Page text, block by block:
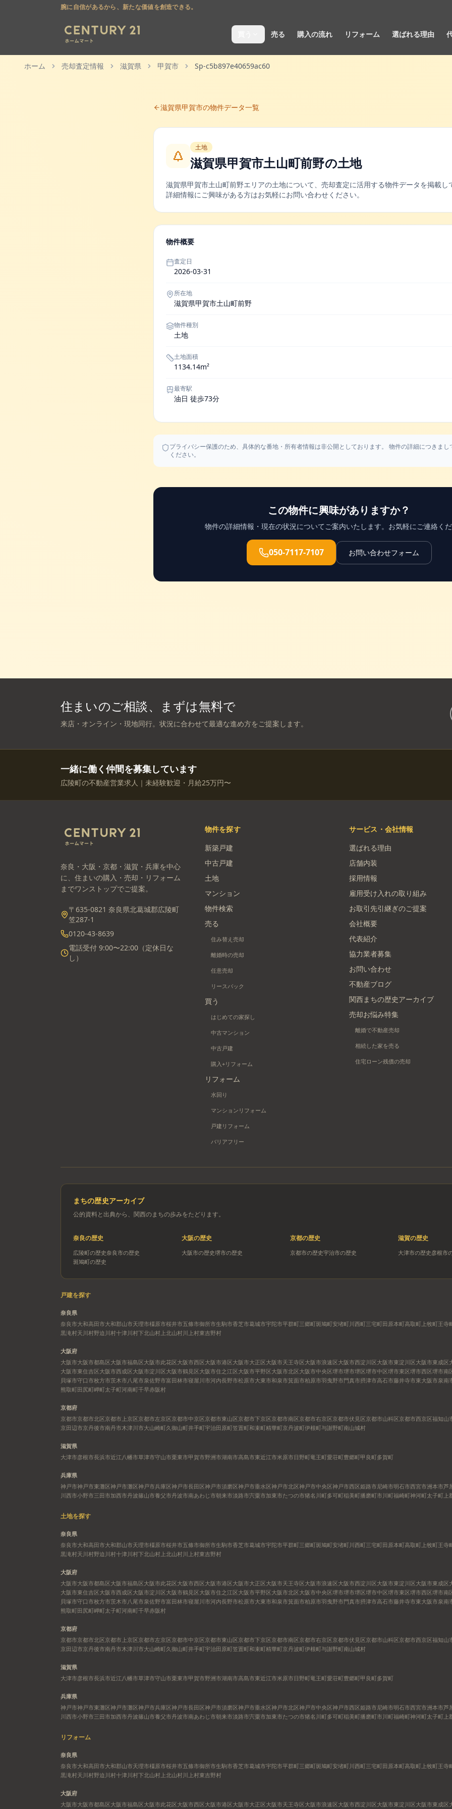
腕に自信があるから、新たな価値を創造できる。
売る 購入の流れ リフォーム 選ばれる理由
ホーム 売却査定情報 滋賀県 甲賀市 Sp-c5b897e40659ac60
滋賀県甲賀市の物件データ一覧
土地
滋賀県甲賀市土山町前野の土地
滋賀県甲賀市土山町前野エリアの土地について、売却査定に活用する物件データを掲載し
詳細情報にご興味がある方はお気軽にお問い合わせください。
物件概要
査定日
2026-03-31
所在地
滋賀県甲賀市土山町前野
物件種別
土地
土地面積
1134.14m²
最寄駅
油日 徒歩73分
プライバシー保護のため、具体的な番地・所有者情報は非公開としております。 物件の詳細につきま
ください。
この物件に興味がありますか？
物件の詳細情報・現在の状況についてご案内いたします。お気軽にご連絡く
050-7117-7107 お問い合わせフォーム
住まいのご相談、まずは無料で
来店・オンライン・現地同行。状況に合わせて最適な進め方をご提案します。
一緒に働く仲間を募集しています
広陵町の不動産営業求人｜未経験歓迎・月給25万円〜
奈良・大阪・京都・滋賀・兵庫を中心
に、住まいの購入・売却・リフォーム
までワンストップでご提案。
〒635-0821 奈良県北葛城郡広陵町
笠287-1
0120-43-8639
電話受付 9:00〜22:00（定休日な
し）
物件を探す
新築戸建
中古戸建
土地
マンション
物件検索
売る
住み替え売却
離婚時の売却
任意売却
リースバック
買う
はじめての家探し
中古マンション
中古戸建
購入+リフォーム
リフォーム
水回り
マンションリフォーム
戸建リフォーム
バリアフリー
サービス・会社情報
選ばれる理由
店舗内装
採用情報
雇用受け入れの取り組み
お取引先引継ぎのご提案
会社概要
代表紹介
協力業者募集
お問い合わせ
不動産ブログ
関西まちの歴史アーカイブ
売却お悩み特集
離婚で不動産売却
相続した家を売る
住宅ローン残債の売却
まちの歴史アーカイブ
公的資料と出典から、関西のまちの歩みをたどります。
奈良の歴史
広陵町の歴史奈良市の歴史
斑鳩町の歴史
大阪の歴史
大阪市の歴史堺市の歴史
京都の歴史
京都市の歴史宇治市の歴史
滋賀の歴史
大津市の歴史 彦根市
戸建を探す
奈良県
奈良市大和高田市大和郡山市天理市橿原市桜井市五條市御所市生駒市香芝市葛城市宇陀市平群町三郷町斑鳩町安堵町川西町三宅町田原本町高取町 上牧町王寺
黒滝村天川村野迫川村十津川村下北山村 上北山村川上村東吉野村
大阪府
大阪市大阪市都島区大阪市福島区大阪市此花区大阪市西区大阪市港区大阪市大正区大阪市天王寺区大阪市浪速区大阪市西淀川区大阪市東淀川区大阪市東成区
大阪市東住吉区大阪市西成区大阪市淀川区大阪市鶴見区大阪市住之江区大阪市平野区大阪市北区大阪市中央区堺市堺市堺区堺市中区堺市東区堺市西区堺市南
貝塚市守口市枚方市茨木市八尾市泉佐野市富田林市寝屋川市河内長野市松原市大東市和泉市箕面市柏原市羽曳野市門真市摂津市高石市藤井寺市東大阪市泉南
熊取町田尻町岬町太子町河南町千早赤阪村
京都府
京都市京都市北区京都市上京区京都市左京区京都市中京区京都市東山区京都市下京区京都市南区京都市右京区京都市伏見区京都市山科区京都市西京区福知山
京田辺市京丹後市南丹市木津川市大山崎町久御山町井手町宇治田原町笠置町和束町精華町京丹波町伊根町与謝野町南山城村
滋賀県
大津市彦根市長浜市近江八幡市草津市守山市栗東市甲賀市野洲市湖南市高島市東近江市米原市日野町竜王町愛荘町豊郷町甲良町多賀町
兵庫県
神戸市神戸市東灘区神戸市灘区神戸市兵庫区神戸市長田区神戸市須磨区神戸市垂水区神戸市北区神戸市中央区神戸市西区姫路市尼崎市明石市西宮市洲本市芦
川西市小野市三田市加西市丹波篠山市養父市丹波市南あわじ市朝来市淡路市宍粟市加東市たつの市猪名川町多可町稲美町播磨町市川町福崎町神河町太子町 上
土地を探す
奈良県
奈良市大和高田市大和郡山市天理市橿原市桜井市五條市御所市生駒市香芝市葛城市宇陀市平群町三郷町斑鳩町安堵町川西町三宅町田原本町高取町 上牧町王寺
黒滝村天川村野迫川村十津川村下北山村 上北山村川上村東吉野村
大阪府
大阪市大阪市都島区大阪市福島区大阪市此花区大阪市西区大阪市港区大阪市大正区大阪市天王寺区大阪市浪速区大阪市西淀川区大阪市東淀川区大阪市東成区
大阪市東住吉区大阪市西成区大阪市淀川区大阪市鶴見区大阪市住之江区大阪市平野区大阪市北区大阪市中央区堺市堺市堺区堺市中区堺市東区堺市西区堺市南
貝塚市守口市枚方市茨木市八尾市泉佐野市富田林市寝屋川市河内長野市松原市大東市和泉市箕面市柏原市羽曳野市門真市摂津市高石市藤井寺市東大阪市泉南
熊取町田尻町岬町太子町河南町千早赤阪村
京都府
京都市京都市北区京都市上京区京都市左京区京都市中京区京都市東山区京都市下京区京都市南区京都市右京区京都市伏見区京都市山科区京都市西京区福知山
京田辺市京丹後市南丹市木津川市大山崎町久御山町井手町宇治田原町笠置町和束町精華町京丹波町伊根町与謝野町南山城村
滋賀県
大津市彦根市長浜市近江八幡市草津市守山市栗東市甲賀市野洲市湖南市高島市東近江市米原市日野町竜王町愛荘町豊郷町甲良町多賀町
兵庫県
神戸市神戸市東灘区神戸市灘区神戸市兵庫区神戸市長田区神戸市須磨区神戸市垂水区神戸市北区神戸市中央区神戸市西区姫路市尼崎市明石市西宮市洲本市芦
川西市小野市三田市加西市丹波篠山市養父市丹波市南あわじ市朝来市淡路市宍粟市加東市たつの市猪名川町多可町稲美町播磨町市川町福崎町神河町太子町 上
リフォーム
奈良県
奈良市大和高田市大和郡山市天理市橿原市桜井市五條市御所市生駒市香芝市葛城市宇陀市平群町三郷町斑鳩町安堵町川西町三宅町田原本町高取町 上牧町王寺
黒滝村天川村野迫川村十津川村下北山村 上北山村川上村東吉野村
大阪府
大阪市大阪市都島区大阪市福島区大阪市此花区大阪市西区大阪市港区大阪市大正区大阪市天王寺区大阪市浪速区大阪市西淀川区大阪市東淀川区大阪市東成区